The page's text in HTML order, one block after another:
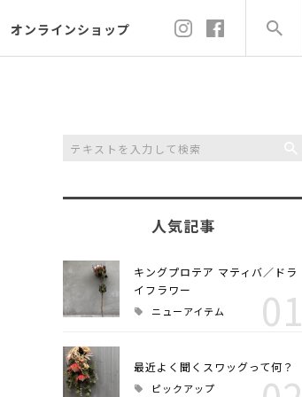
オンラインショップ
人気記事
キングプロテア マティバ／ドラ
イフラワー
ニューアイテム 01
最近よく聞くスワッグって何？
ピックアップ